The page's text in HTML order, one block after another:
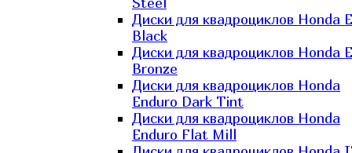
Диски для квадроциклов Honda
Black
Диски для квадроциклов Honda
Bronze
Диски для квадроциклов Honda
Enduro Dark Tint
Диски для квадроциклов Honda
Enduro Flat Mill